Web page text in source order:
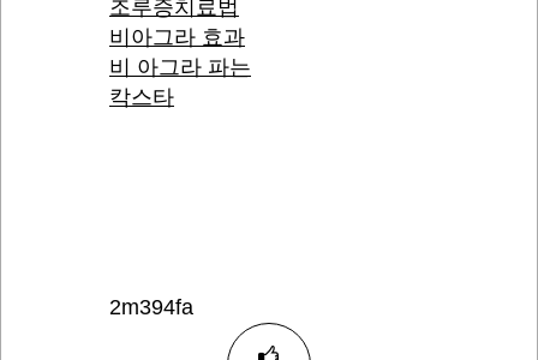
조루증치료법
비아그라 효과
비 아그라 파는
칵스타
2m394fa